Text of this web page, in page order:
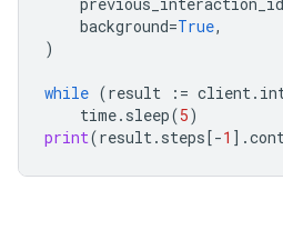
background=True,
)
while (result := client.
time. sleep(5)
print(result. steps[-1 ] .